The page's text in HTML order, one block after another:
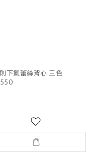
下擺蕾絲背心 三色